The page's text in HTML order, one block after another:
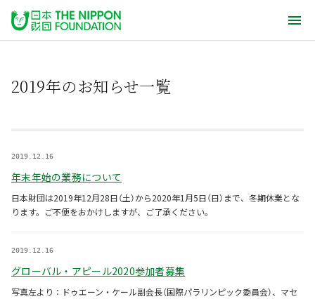
2019年のお知らせ一覧
年末年始の業務について
2019.12.16
日本財団は2019年12月28日（土）から2020年1月5日（日）まで、冬期休業とな
ります。ご不便をおかけしますが、ご了承ください。
グローバル・アピール2020参加者募集
2019.12.16
写真左より：ドゥエーン・ケール副会長（国際パラリンピック委員会）、マセ